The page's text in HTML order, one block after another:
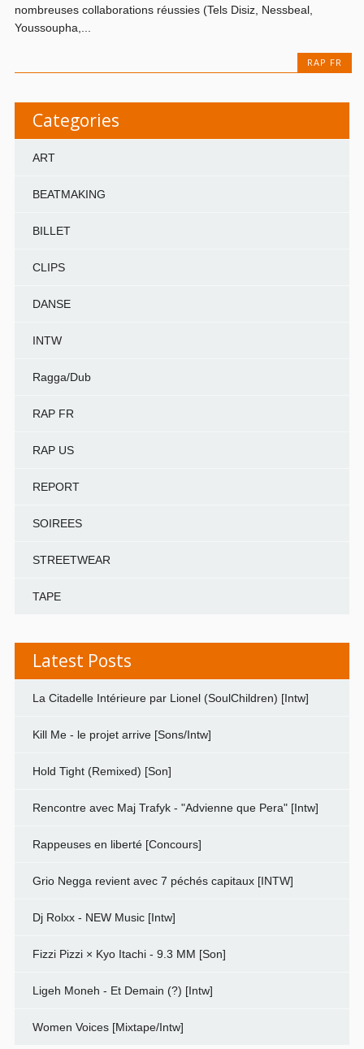
nombreuses collaborations réussies (Tels Disiz, Nessbeal,
Youssoupha,...
RAP FR
Categories
ART
BEATMAKING
BILLET
CLIPS
DANSE
INTW
Ragga/Dub
RAP FR
RAP US
REPORT
SOIREES
STREETWEAR
TAPE
Latest Posts
La Citadelle Intérieure par Lionel (SoulChildren) [Intw]
Kill Me - le projet arrive [Sons/Intw]
Hold Tight (Remixed) [Son]
Rencontre avec Maj Trafyk - "Advienne que Pera" [Intw]
Rappeuses en liberté [Concours]
Grio Negga revient avec 7 péchés capitaux [INTW]
Dj Rolxx - NEW Music [Intw]
Fizzi Pizzi × Kyo Itachi - 9.3 MM [Son]
Ligeh Moneh - Et Demain (?) [Intw]
Women Voices [Mixtape/Intw]